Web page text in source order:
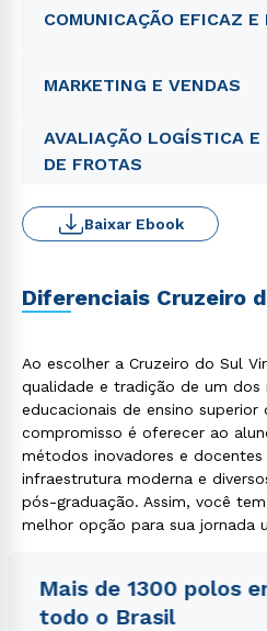
COMUNICAÇÃO EFICAZ E
MARKETING E VENDAS
AVALIAÇÃO LOGÍSTICA
DE FROTAS
Baixar Ebook
Diferenciais Cruzeiro
Ao escolher a Cruzeiro do Sul
qualidade e tradição de um dos
educacionais de ensino superior
compromisso é oferecer ao
métodos inovadores e
infraestrutura moderna e
pós-graduação. Assim, você
melhor opção para sua jornada
Mais de 1300 polos
todo o Brasil
Rápido e fácil
WhatsApp
ou
Estou de acordo com a
autorizo que meus dados